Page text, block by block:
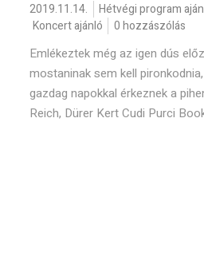
2019.11.14. Hétvégi program
Koncert ajánló
0 hozzászólás
Emlékeztek még az igen dús
mostaninak sem kell
gazdag napokkal érkeznek a
Reich, Dürer Kert Cudi Purci